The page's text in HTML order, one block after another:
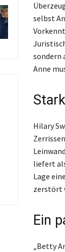
selbst
sondern
Anne
Hilary
liefert
Lage
zerstört
Ein
„Betty